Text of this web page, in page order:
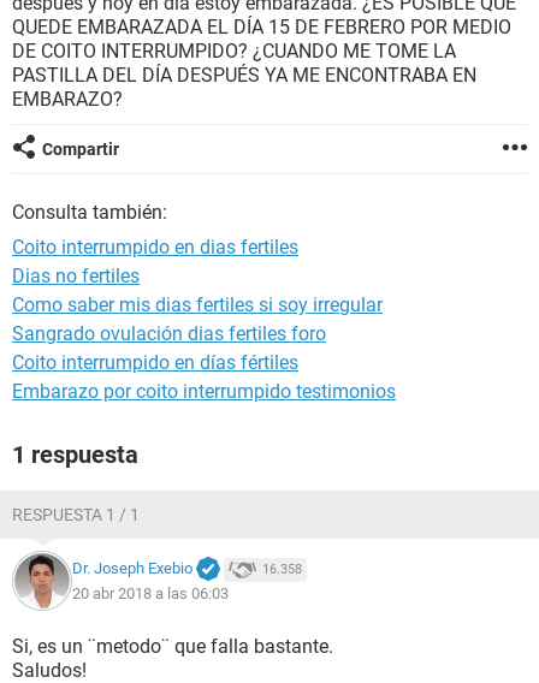
QUEDE EMBARAZADA EL DÍA 15 DE FEBRERO POR MEDIO
DE COITO INTERRUMPIDO? ¿CUANDO ME TOME LA
PASTILLA DEL DÍA DESPUÉS YA ME ENCONTRABA EN
EMBARAZO?
Compartir
Consulta también:
Coito interrumpido en dias fertiles
Dias no fertiles
Como saber mis dias fertiles si soy irregular
Sangrado ovulación dias fertiles foro
Coito interrumpido en días fértiles
Embarazo por coito interrumpido testimonios
1 respuesta
RESPUESTA 1 / 1
Dr. Joseph Exebio 16.358
20 abr 2018 a las 06:03
Si, es un ¨metodo¨ que falla bastante.
Saludos!